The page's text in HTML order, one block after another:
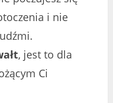
i nie
, jest to dla
Ci